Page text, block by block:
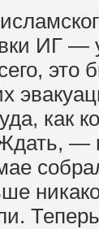
ИГ —
это
как
—